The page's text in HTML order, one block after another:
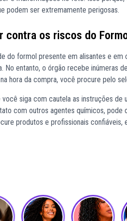
podem ser extremamente perigosas.
contra os riscos do
do formol presente em alisantes e
No entanto, o órgão recebe inúmeras
hora da compra, você procure pelo
siga com cautela as instruções
com outros agentes químicos, pode
produtos e profissionais confiáveis,